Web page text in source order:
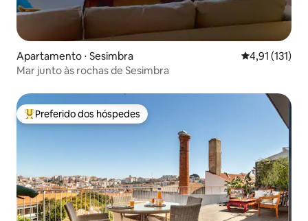
Apartamento ⋅ Sesimbra 4,91 de uma
4,91 (131)
Mar junto às rochas de Sesimbra
Entre os melhores preferidos dos hóspedes
Preferido dos hóspedes